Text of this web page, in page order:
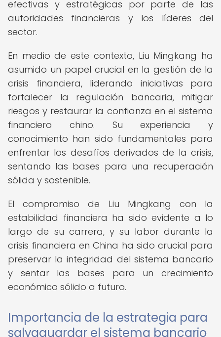
efectivas y estratégicas por parte de las
autoridades financieras y los líderes del
sector.
En medio de este contexto, Liu Mingkang ha
asumido un papel crucial en la gestión de la
crisis financiera, liderando iniciativas para
fortalecer la regulación bancaria, mitigar
riesgos y restaurar la confianza en el sistema
financiero chino. Su experiencia y
conocimiento han sido fundamentales para
enfrentar los desafíos derivados de la crisis,
sentando las bases para una recuperación
sólida y sostenible.
El compromiso de Liu Mingkang con la
estabilidad financiera ha sido evidente a lo
largo de su carrera, y su labor durante la
crisis financiera en China ha sido crucial para
preservar la integridad del sistema bancario
y sentar las bases para un crecimiento
económico sólido a futuro.
Importancia de la estrategia para
salvaguardar el sistema bancario